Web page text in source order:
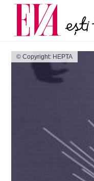
© Copyright: HEPTA
Carieră
Actualitate